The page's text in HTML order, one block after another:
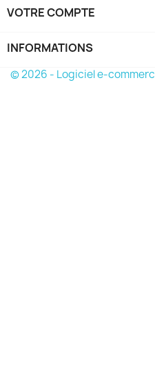
VOTRE COMPTE
INFORMATIONS
© 2026 - Logiciel e-